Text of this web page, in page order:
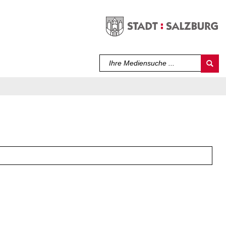
Sprache auswählen